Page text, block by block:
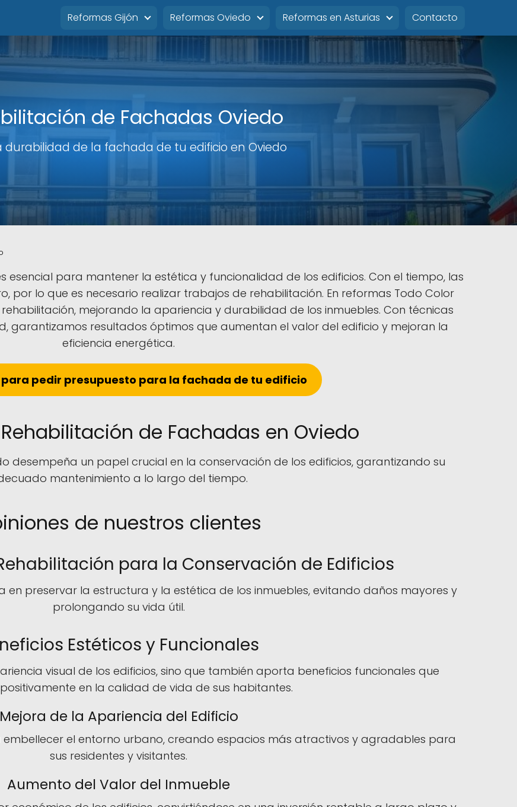
Reformas Gijón Reformas Oviedo Reformas en Asturias Contacto
de Fachadas Oviedo
durabilidad de la fachada de tu edificio en Oviedo
esencial para mantener la estética y funcionalidad de los edificios. Con el tiempo, las
por lo que es necesario realizar trabajos de rehabilitación. En reformas Todo Color
mejorando la apariencia y durabilidad de los inmuebles. Con técnicas
garantizamos resultados óptimos que aumentan el valor del edificio y mejoran la
eficiencia energética.
para pedir presupuesto para la fachada de tu edificio
de Fachadas en Oviedo
desempeña un papel crucial en la conservación de los edificios, garantizando su
mantenimiento a lo largo del tiempo.
de nuestros clientes
para la Conservación de Edificios
preservar la estructura y la estética de los inmuebles, evitando daños mayores y
prolongando su vida útil.
Estéticos y Funcionales
visual de los edificios, sino que también aporta beneficios funcionales que
en la calidad de vida de sus habitantes.
Mejora de la Apariencia del Edificio
el entorno urbano, creando espacios más atractivos y agradables para
sus residentes y visitantes.
Aumento del Valor del Inmueble